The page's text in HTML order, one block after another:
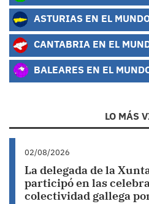
ASTURIAS EN EL
CANTABRIA EN EL
BALEARES EN EL
LO MÁS
02/08/2026
La delegada de la
participó en las
colectividad gallega